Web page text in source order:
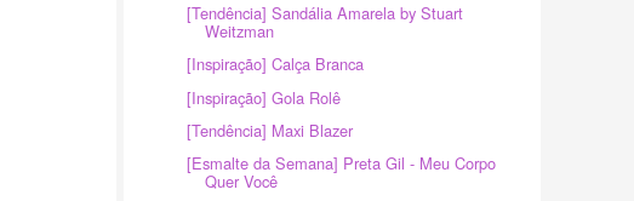
[Tendência] Sandália Amarela by Stuart
Weitzman
[Inspiração] Calça Branca
[Inspiração] Gola Rolê
[Tendência] Maxi Blazer
[Esmalte da Semana] Preta Gil - Meu Corpo
Quer Você